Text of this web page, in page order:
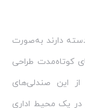
دارند به‌صورت
کوتاه‌مدت طراحی
از این صندلی‌های
در یک محیط اداری